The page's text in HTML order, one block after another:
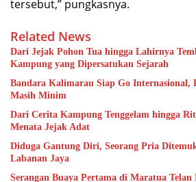
tersebut,” pungkasnya.
Related News
Dari Jejak Pohon Tua hingga Lahirnya
Kampung yang Dipersatukan Sejarah
Bandara Kalimarau Siap Go Internasional,
Masih Minim
Dari Cerita Kampung Tenggelam hingga
Menata Jejak Adat
Diduga Gantung Diri, Seorang Pria
Labanan Jaya
Serangan Buaya Pertama di Maratua